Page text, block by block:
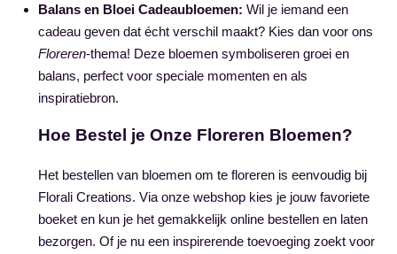
Balans en Bloei Cadeaubloemen: Wil je iemand een
cadeau geven dat écht verschil maakt? Kies dan voor ons
Floreren-thema! Deze bloemen symboliseren groei en
balans, perfect voor speciale momenten en als
inspiratiebron.
Hoe Bestel je Onze Floreren Bloemen?
Het bestellen van bloemen om te floreren is eenvoudig bij
Florali Creations. Via onze webshop kies je jouw favoriete
boeket en kun je het gemakkelijk online bestellen en laten
bezorgen. Of je nu een inspirerende toevoeging zoekt voor